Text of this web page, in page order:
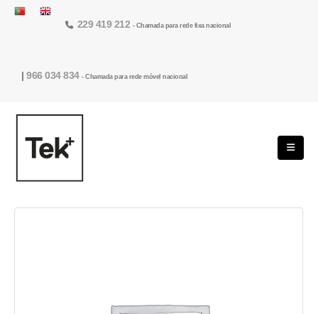
229 419 212 - Chamada para rede fixa nacional
| 966 034 834 - Chamada para rede móvel nacional